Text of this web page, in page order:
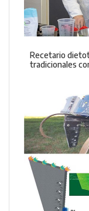
Recetario
tradicionales